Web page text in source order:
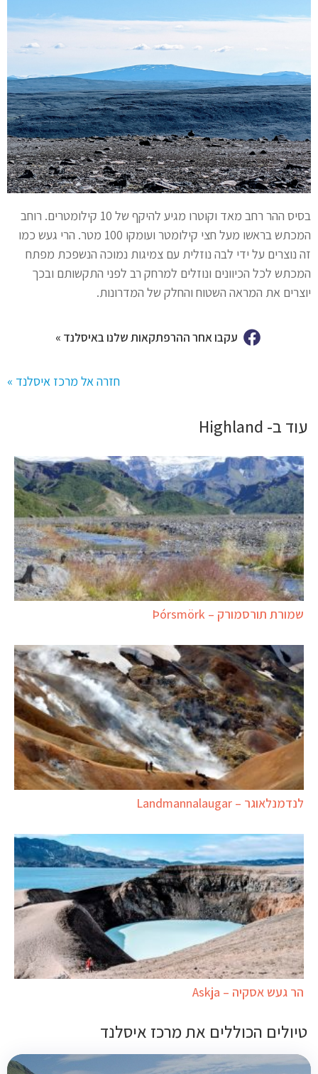
בסיס ההר רחב מאד וקוטרו מגיע להיקף של 10 קילומטרים. רוחב
המכתש בראשו מעל חצי קילומטר ועומקו 100 מטר. הרי געש כמו
זה נוצרים על ידי לבה נוזלית עם צמיגות נמוכה הנשפכת מפתח
המכתש לכל הכיוונים ונוזלים למרחק רב לפני התקשותם ובכך
יוצרים את המראה השטוח והחלק של המדרונות.
עקבו אחר ההרפתקאות שלנו באיסלנד »
חזרה אל מרכז איסלנד »
עוד ב- Highland
שמורת תורסמורק – Þórsmörk
לנדמנלאוגר – Landmannalaugar
הר געש אסקיה – Askja
טיולים הכוללים את מרכז איסלנד